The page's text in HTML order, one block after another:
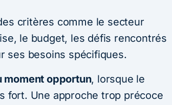
critères comme le secteur
le budget, les défis rencontrés
ses besoins spécifiques.
moment opportun, lorsque le
fort. Une approche trop précoce